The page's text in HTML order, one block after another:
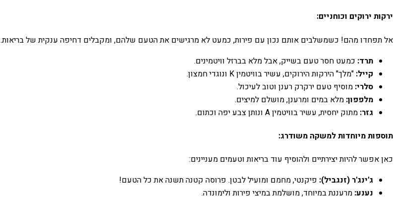
ירקות ירוקים וכוחניים:
אל תפחדו מהם! כשמשלבים אותם נכון עם פירות, כמעט לא מרגישים את הטעם שלהם, ומקבלים דחיפה ענקית של בריאות.
תרד: כמעט חסר טעם בשייק, אבל מלא בברזל וויטמינים.
קייל: "מלך" הירקות הירוקים, עשיר בוויטמין K ונוגדי חמצון.
סלרי: מוסיף טעם ירקרק רענן וטוב לעיכול.
מלפפון: מלא במים ומרענן, מושלם למיצים.
גזר: מתוק יחסית, עשיר בוויטמין A ונותן צבע יפה וכתום.
תוספות מיוחדות למשקה משודרג:
כאן אפשר להיות יצירתיים ולהוסיף עוד בריאות וטעמים מעניינים:
ג'ינג'ר (זנגביל): פיקנטי, מחמם ומועיל לבטן. פרוסה קטנה תשנה את כל הטעם!
נענע: מרעננת במיוחד, מושלמת במיצי פירות ולימונדה.